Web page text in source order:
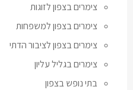
צימרים בצפון לזוגות
צימרים בצפון למשפחות
צימרים בצפון לציבור הדתי
צימרים בגליל עליון
בתי נופש בצפון